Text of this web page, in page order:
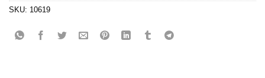
SKU: 10619